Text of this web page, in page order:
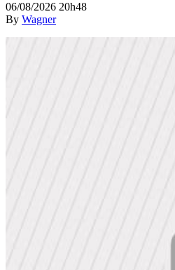
06/08/2026 20h48
By Wagner